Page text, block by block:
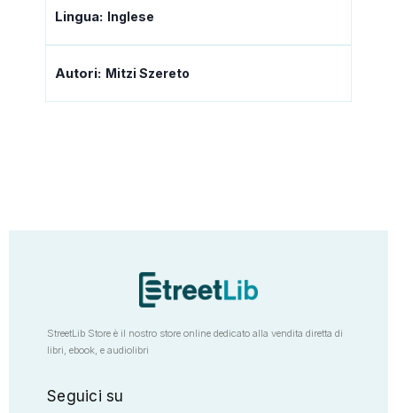
Lingua: Inglese
Autori: Mitzi Szereto
StreetLib Store è il nostro store online dedicato alla vendita diretta di
libri, ebook, e audiolibri
Seguici su